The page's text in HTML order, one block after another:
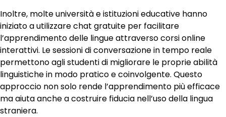
Inoltre, molte università e istituzioni educative hanno
iniziato a utilizzare chat gratuite per facilitare
l’apprendimento delle lingue attraverso corsi online
interattivi. Le sessioni di conversazione in tempo reale
permettono agli studenti di migliorare le proprie abilità
linguistiche in modo pratico e coinvolgente. Questo
approccio non solo rende l’apprendimento più efficace
ma aiuta anche a costruire fiducia nell’uso della lingua
straniera.